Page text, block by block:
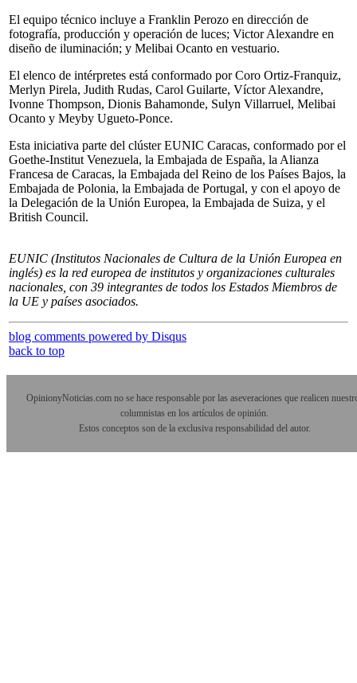
El equipo técnico incluye a Franklin Perozo en dirección de
fotografía, producción y operación de luces; Victor Alexandre en
diseño de iluminación; y Melibai Ocanto en vestuario.
El elenco de intérpretes está conformado por Coro Ortiz-Franquiz,
Merlyn Pirela, Judith Rudas, Carol Guilarte, Víctor Alexandre,
Ivonne Thompson, Dionis Bahamonde, Sulyn Villarruel, Melibai
Ocanto y Meyby Ugueto-Ponce.
Esta iniciativa parte del clúster EUNIC Caracas, conformado por el
Goethe-Institut Venezuela, la Embajada de España, la Alianza
Francesa de Caracas, la Embajada del Reino de los Países Bajos, la
Embajada de Polonia, la Embajada de Portugal, y con el apoyo de
la Delegación de la Unión Europea, la Embajada de Suiza, y el
British Council.
EUNIC (Institutos Nacionales de Cultura de la Unión Europea en
inglés) es la red europea de institutos y organizaciones culturales
nacionales, con 39 integrantes de todos los Estados Miembros de
la UE y países asociados.
blog comments powered by Disqus
back to top
OpinionyNoticias.com no se hace responsable por las aseveraciones que realicen
columnistas en los artículos de opinión.
Estos conceptos son de la exclusiva responsabilidad del autor.